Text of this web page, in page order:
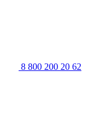
8 800 200 20 62